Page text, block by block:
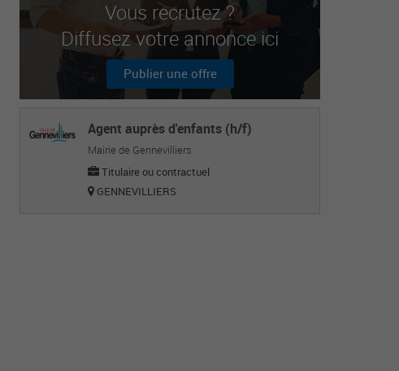
Vous recrutez ?
Diffusez votre annonce ici
Publier une offre
Agent auprès d'enfants (h/f)
Mairie de Gennevilliers
Titulaire ou contractuel
GENNEVILLIERS